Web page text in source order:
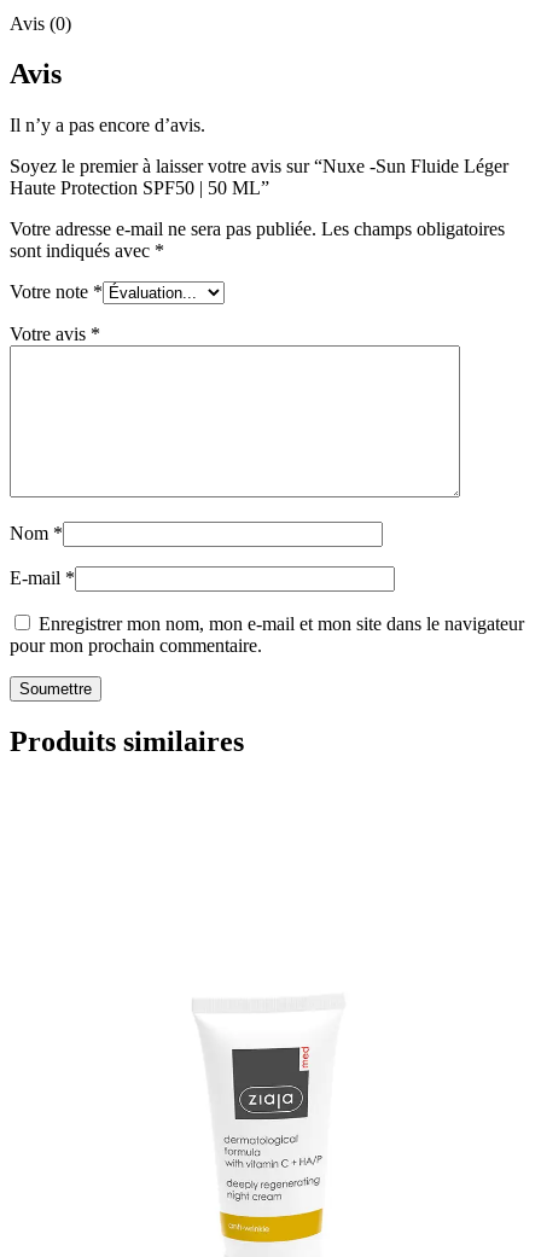
Avis (0)
Avis
Il n’y a pas encore d’avis.
Soyez le premier à laisser votre avis sur “Nuxe -Sun Fluide Léger
Haute Protection SPF50 | 50 ML”
Votre adresse e-mail ne sera pas publiée. Les champs obligatoires
sont indiqués avec *
Votre note *
Votre avis *
Nom *
E-mail *
Enregistrer mon nom, mon e-mail et mon site dans le navigateur
pour mon prochain commentaire.
Produits similaires